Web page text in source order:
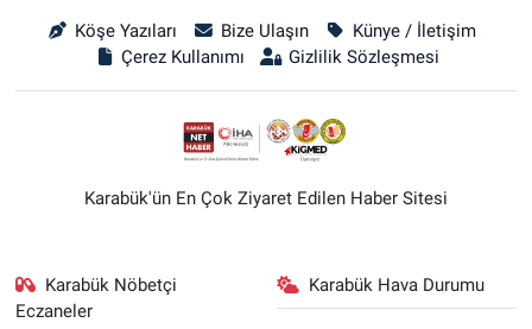
Köşe Yazıları Bize Ulaşın
Künye / İletişim
Çerez Kullanımı
Gizlilik Sözleşmesi
Karabük'ün En Çok Ziyaret Edilen Haber Sitesi
Karabük Nöbetçi
Eczaneler
Karabük Hava Durumu